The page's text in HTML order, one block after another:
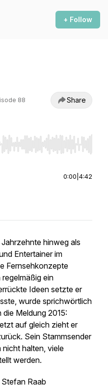
+ Follow
88 Share
seek, Home/End to jump to
0:00 4:42
hinweg als
Entertainer im
Fernsehkonzepte
ein
Ideen setzte er
wurde sprichwörtlich
Meldung 2015:
auf gleich zieht er
Sein Stammsender
nicht halten, viele
werden.
Raab